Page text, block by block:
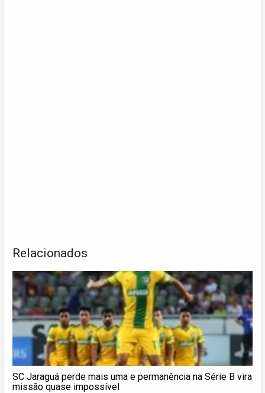
Relacionados
SC Jaraguá perde mais uma e permanência na Série B vira
missão quase impossível